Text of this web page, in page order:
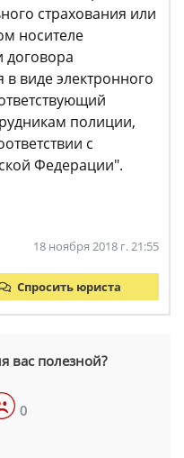
страхования или
носителе
в виде электронного
полиции,
с
Федерации".
18 ноября 2018 г. 21:55
Спросить юриста
вас полезной?
0